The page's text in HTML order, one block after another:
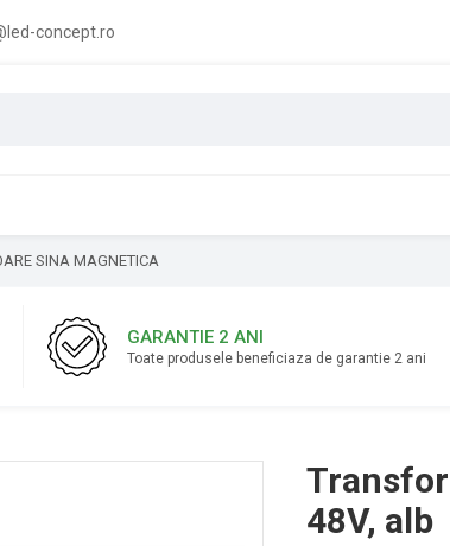
concept.ro
SINA MAGNETICA
GARANTIE 2 ANI
Toate produsele beneficiaza de garantie 2 ani
48V, alb